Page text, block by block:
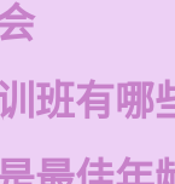
班有哪